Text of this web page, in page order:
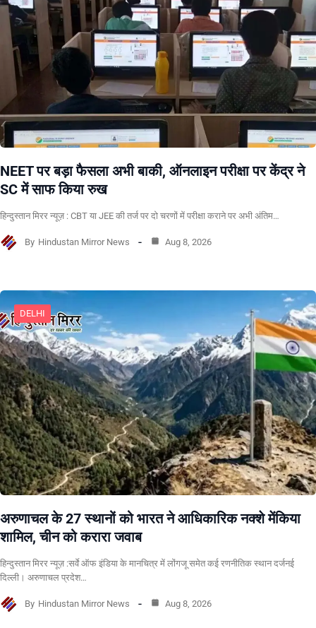
NEET पर बड़ा फैसला अभी बाकी, ऑनलाइन परीक्षा पर केंद्र ने
SC में साफ किया रुख
हिन्दुस्तान मिरर न्यूज़ : CBT या JEE की तर्ज पर दो चरणों में परीक्षा कराने पर अभी अंतिम…
By Hindustan Mirror News Aug 8, 2026
DELHI
अरुणाचल के 27 स्थानों को भारत ने आधिकारिक नक्शे मेंकिया
शामिल, चीन को करारा जवाब
हिन्दुस्तान मिरर न्यूज़ :सर्वे ऑफ इंडिया के मानचित्र में लोंगजू समेत कई रणनीतिक स्थान दर्जनई
दिल्ली। अरुणाचल प्रदेश…
By Hindustan Mirror News Aug 8, 2026